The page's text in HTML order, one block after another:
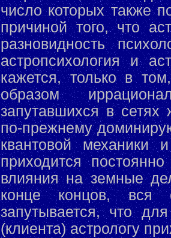
число которых также
причиной того, что
разновидность
астропсихология и
кажется, только в
образом
запутавшихся в сетях
по-прежнему
квантовой механики
приходится
влияния на земные
конце концов, вся
запутывается, что
(клиента) астрологу